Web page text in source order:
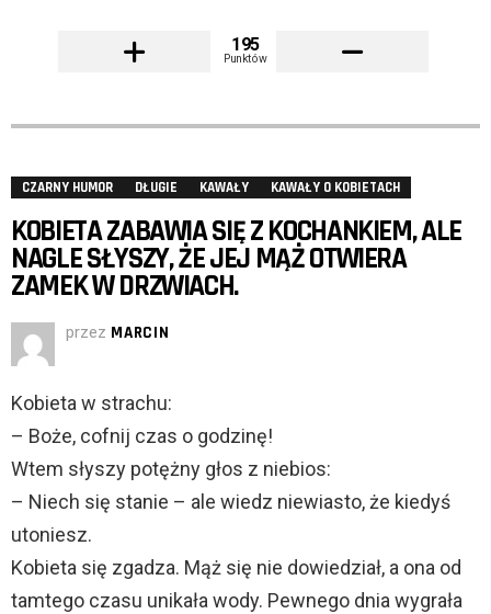
195
Punktów
CZARNY HUMOR DŁUGIE KAWAŁY KAWAŁY O KOBIETACH
KOBIETA ZABAWIA SIĘ Z KOCHANKIEM, ALE
NAGLE SŁYSZY, ŻE JEJ MĄŻ OTWIERA
ZAMEK W DRZWIACH.
przez MARCIN
Kobieta w strachu:
– Boże, cofnij czas o godzinę!
Wtem słyszy potężny głos z niebios:
– Niech się stanie – ale wiedz niewiasto, że kiedyś
utoniesz.
Kobieta się zgadza. Mąż się nie dowiedział, a ona od
tamtego czasu unikała wody. Pewnego dnia wygrała